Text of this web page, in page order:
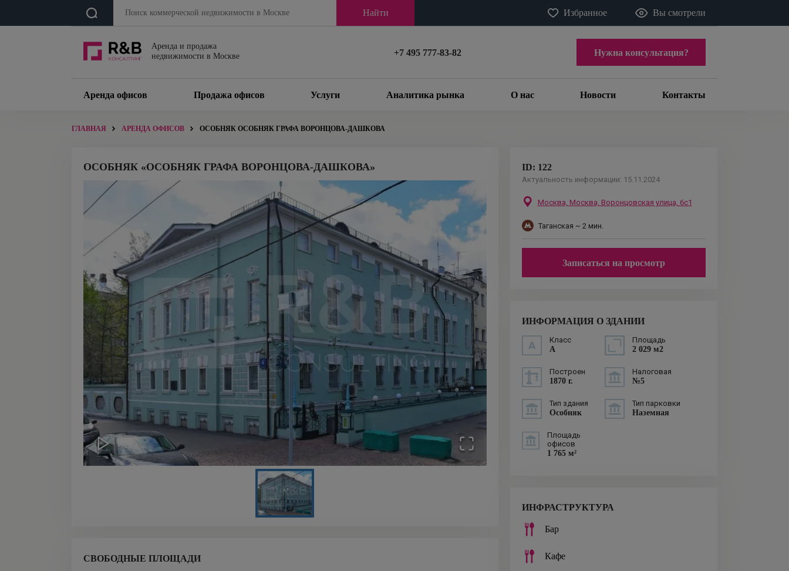
Найти Избранное Вы смотрели
Аренда и продажа
недвижимости в Москве
+7 495 777-83-82 Нужна консультация?
Аренда офисов Продажа офисов Услуги Аналитика рынка О нас Новости Контакты
ГЛАВНАЯ АРЕНДА ОФИСОВ ОСОБНЯК ОСОБНЯК ГРАФА ВОРОНЦОВА-ДАШКОВА
ОСОБНЯК «ОСОБНЯК ГРАФА ВОРОНЦОВА-ДАШКОВА»
СВОБОДНЫЕ ПЛОЩАДИ
ID: 122
Актуальность информации: 15.11.2024
Москва, Москва, Воронцовская улица, 6с1
Таганская ~ 2 мин.
Записаться на просмотр
ИНФОРМАЦИЯ О ЗДАНИИ
Класс
A
Площадь
2 029 м2
Построен
1870 г.
Налоговая
№5
Тип здания
Особняк
Тип парковки
Наземная
Площадь
офисов
1 765 м²
ИНФРАСТРУКТУРА
Бар
Кафе